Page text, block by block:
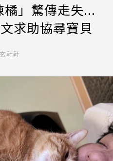
」驚傳走失...
求助協尋寶貝
軒軒